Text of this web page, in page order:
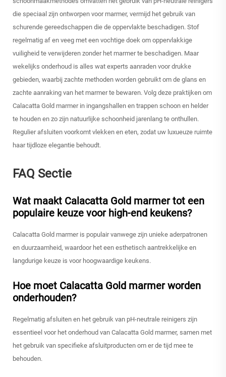
die speciaal zijn ontworpen voor marmer, vermijd het gebruik van
schurende gereedschappen die de oppervlakte beschadigen. Stof
regelmatig af en veeg met een vochtige doek om oppervlakkige
vuiligheid te verwijderen zonder het marmer te beschadigen. Maar
wekelijks onderhoud is alles wat experts aanraden voor drukke
gebieden, waarbij zachte methoden worden gebruikt om de glans en
zachte aanraking van het marmer te bewaren. Volg deze praktijken om
Calacatta Gold marmer in ingangshallen en trappen schoon en helder
te houden en zo zijn natuurlijke schoonheid jarenlang te onthullen.
Regulier afsluiten voorkomt vlekken en eten, zodat uw luxueuze ruimte
haar tijdloze elegantie behoudt.
FAQ Sectie
Wat maakt Calacatta Gold marmer tot een
populaire keuze voor high-end keukens?
Calacatta Gold marmer is populair vanwege zijn unieke aderpatronen
en duurzaamheid, waardoor het een esthetisch aantrekkelijke en
langdurige keuze is voor hoogwaardige keukens.
Hoe moet Calacatta Gold marmer worden
onderhouden?
Regelmatig afsluiten en het gebruik van pH-neutrale reinigers zijn
essentieel voor het onderhoud van Calacatta Gold marmer, samen met
het gebruik van specifieke afsluitproducten om er de tijd mee te
behouden.